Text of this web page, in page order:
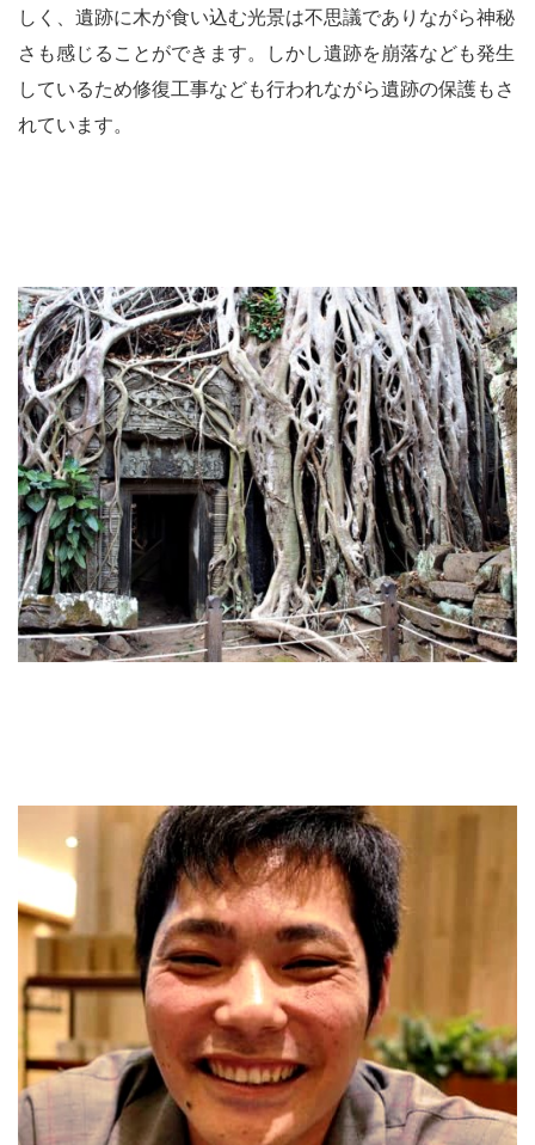
しく、遺跡に木が食い込む光景は不思議でありながら神秘
さも感じることができます。しかし遺跡を崩落なども発生
しているため修復工事なども行われながら遺跡の保護もさ
れています。